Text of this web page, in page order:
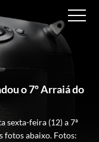
o 7º Arraiá do
sexta-feira (12) a 7ª
fotos abaixo. Fotos: